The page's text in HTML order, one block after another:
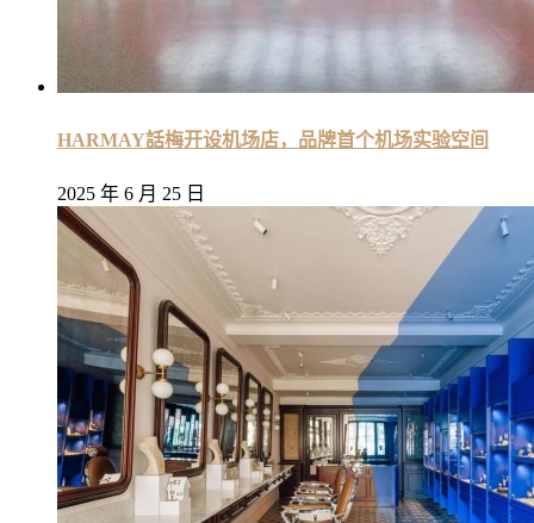
HARMAY話梅开设机场店，品牌首个机场实验空间
2025 年 6 月 25 日